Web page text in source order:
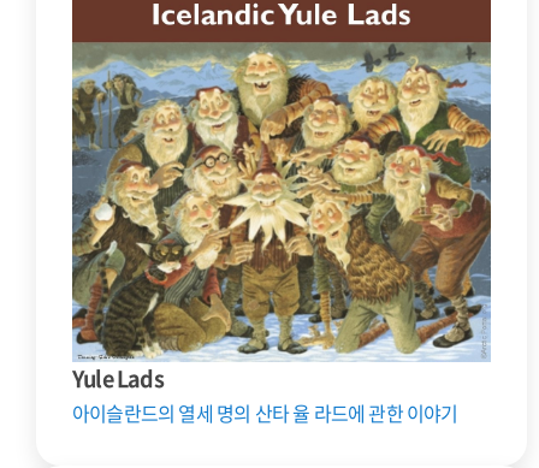
Yule Lads
아이슬란드의 열세 명의 산타 율 라드에 관한 이야기